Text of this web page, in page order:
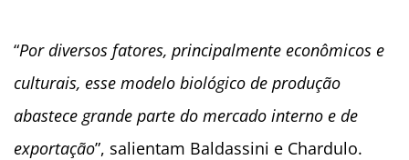
“Por diversos fatores, principalmente econômicos e
culturais, esse modelo biológico de produção
abastece grande parte do mercado interno e de
exportação”, salientam Baldassini e Chardulo.